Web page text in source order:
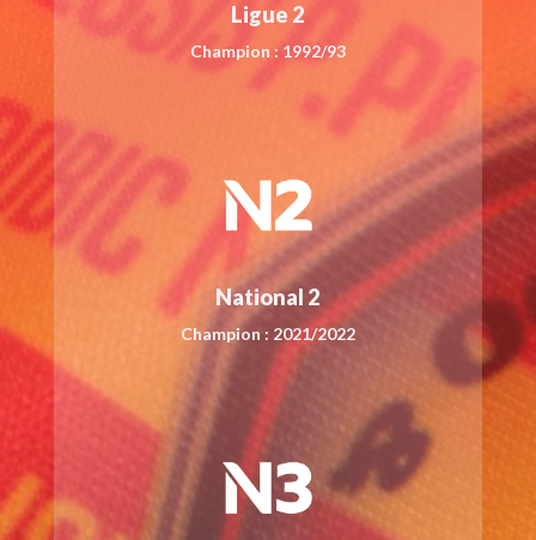
Ligue 2
Champion : 1992/93
National 2
Champion : 2021/2022